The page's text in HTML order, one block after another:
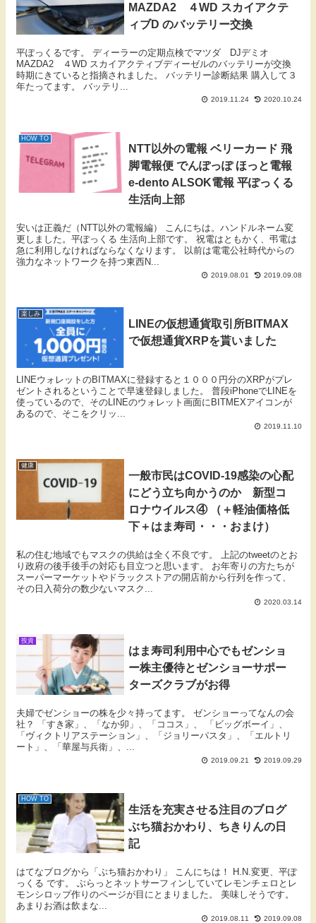
MAZDA2 ４WD スカイアクテ
ィブD のバッテリー交換
平ぽっくるです。 ディーラーの定期点検でマツダ DJデミオ
MAZDA2 ４WD スカイアクティブディーゼルのバッテリーが交換
時期にきていると指摘されました。 バッテリー診断結果 購入して３
年たってます。 バッテリ...
2019.11.24 2020.10.24
HOW TO
NTT以外の電報 ベリーカード 飛
脚電報便 でんぽっぽ ほっと電報
e-dento ALSOK電報 平ぽっくる
生活向上部
安いは正義だ（NTT以外の電報編） こんにちは。ハンドルネーム変
更しました。平ぽっくる 生活向上部です。 祝電はともかく、弔電は
急に利用しなければならなくなります。 以前は電電公社時代からの
強力なネットワークを持つ東西N...
2019.08.01 2019.09.08
楽しみ
LINEの仮想通貨取引所BITMAX
で仮想通貨XRPを貰いました
LINEウォレットのBITMAXに登録すると１０００円分のXRPがプレ
ゼントされるということで早速登録しました。 普段iPhoneでLINEを
使っているので、そのLINEのウォレット画面にBITMEXアイコンが
あるので、そこをクリッ...
2019.11.10
健康
一般市民はCOVID-19感染の心配
にどう立ち向かうのか 新型コ
ロナウイルス④ （＋軽油価格低
下＋はま寿司・・・おまけ）
私の住む地域でもマスクの供給は全く不良です。 上記のtweetのとお
り政府の後手後手の対応も目立つと思います。 お年寄りの方たちが
スーパーマーケットやドラックストアの開店前から行列を作って、
その日入荷分の数少ないマスク...
2020.03.14
投資
はま寿司利用中心でもゼンショ
ー株主優待とゼンショーサポー
ターズクラブがお得
夫婦でゼンショーの株を少々持ってます。 ゼンショーってなんの会
社？ 「すき家」、「なか卯」、「ココス」、 「ビッグボーイ」、
「ヴィクトリアステーション」、「ジョリーパスタ」、「エルトリ
ート」、「華屋与兵衛」、...
2019.09.21 2019.09.29
HOW TO
生活を充実させる注目のブログ
ぶち猫おかわり、ちきりんの日
記
はてなブログから「ぶち猫おかわり」 こんにちは！ H.N.変更、平ぽ
っくる です。 ぶらっとネットサーフィンしていてレモンチェロとレ
モンシロップ作りのページが目にとまりました。 美味しそうです。
あまりお酒は飲まな...
2019.08.11 2019.09.08